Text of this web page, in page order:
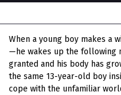
When a young boy makes a
—he wakes up the following
granted and his body has
the same 13-year-old boy
cope with the unfamiliar